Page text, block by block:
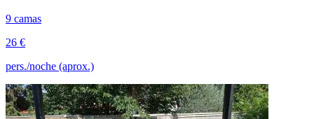
9 camas
26 €
pers./noche (aprox.)